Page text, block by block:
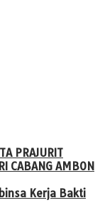
PRAJURIT
CABANG AMBON
Kerja Bakti